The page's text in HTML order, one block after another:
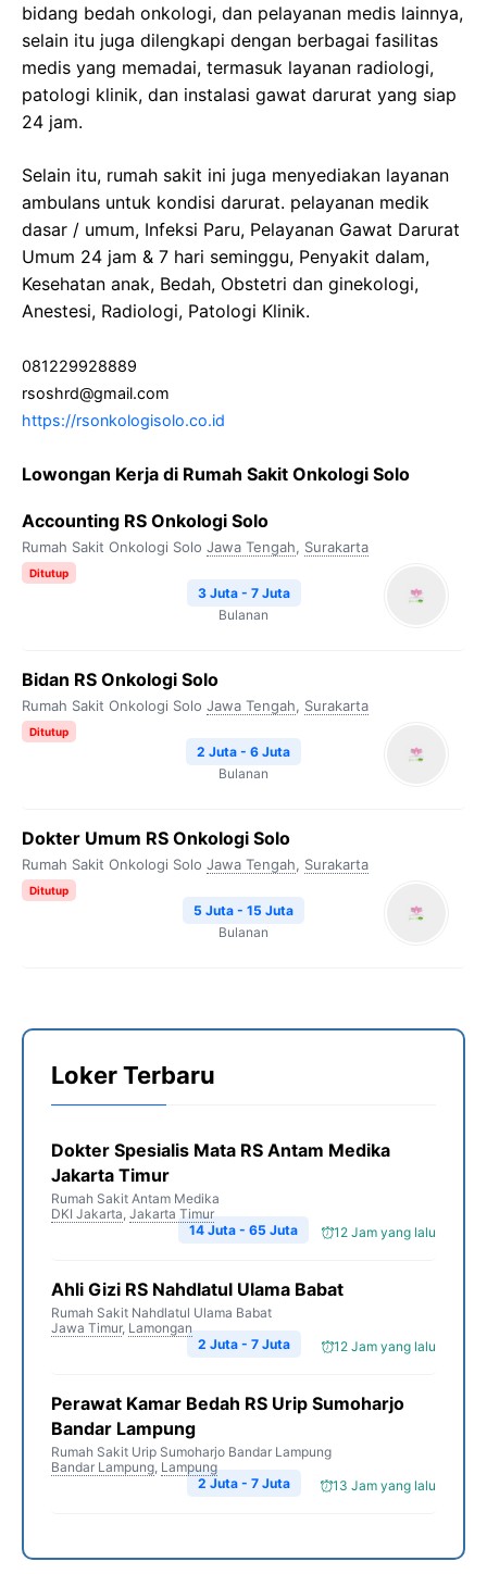
bidang bedah onkologi, dan pelayanan medis lainnya,
selain itu juga dilengkapi dengan berbagai fasilitas
medis yang memadai, termasuk layanan radiologi,
patologi klinik, dan instalasi gawat darurat yang siap
24 jam.
Selain itu, rumah sakit ini juga menyediakan layanan
ambulans untuk kondisi darurat. pelayanan medik
dasar / umum, Infeksi Paru, Pelayanan Gawat Darurat
Umum 24 jam & 7 hari seminggu, Penyakit dalam,
Kesehatan anak, Bedah, Obstetri dan ginekologi,
Anestesi, Radiologi, Patologi Klinik.
081229928889
rsoshrd@gmail.com
https://rsonkologisolo.co.id
Lowongan Kerja di Rumah Sakit Onkologi Solo
Accounting RS Onkologi Solo
Rumah Sakit Onkologi Solo Jawa Tengah, Surakarta
Ditutup
3 Juta - 7 Juta
Bulanan
Bidan RS Onkologi Solo
Rumah Sakit Onkologi Solo Jawa Tengah, Surakarta
Ditutup
2 Juta - 6 Juta
Bulanan
Dokter Umum RS Onkologi Solo
Rumah Sakit Onkologi Solo Jawa Tengah, Surakarta
Ditutup
5 Juta - 15 Juta
Bulanan
Loker Terbaru
Dokter Spesialis Mata RS Antam Medika
Jakarta Timur
Rumah Sakit Antam Medika
DKI Jakarta, Jakarta Timur
12 Jam yang lalu
14 Juta - 65 Juta
Ahli Gizi RS Nahdlatul Ulama Babat
Rumah Sakit Nahdlatul Ulama Babat
Jawa Timur, Lamongan
12 Jam yang lalu
2 Juta - 7 Juta
Perawat Kamar Bedah RS Urip Sumoharjo
Bandar Lampung
Rumah Sakit Urip Sumoharjo Bandar Lampung
Bandar Lampung, Lampung
13 Jam yang lalu
2 Juta - 7 Juta